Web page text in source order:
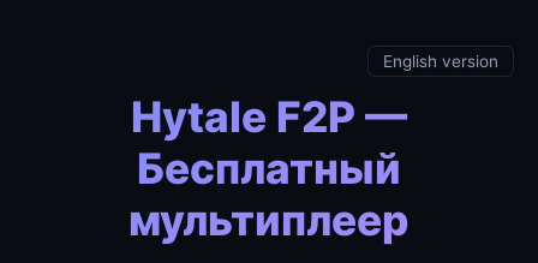
English version
Hytale F2P —
Бесплатный
мультиплеер